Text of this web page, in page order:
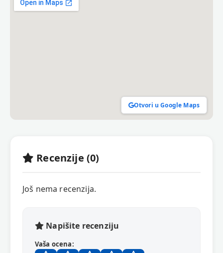
Otvori u Google Maps
Recenzije (0)
Još nema recenzija.
Napišite recenziju
Vaša ocena: